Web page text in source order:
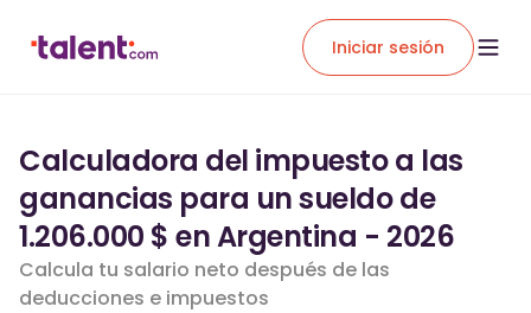
Iniciar sesión
Calculadora del impuesto a las
ganancias para un sueldo de
1.206.000 $ en Argentina - 2026
Calcula tu salario neto después de las
deducciones e impuestos